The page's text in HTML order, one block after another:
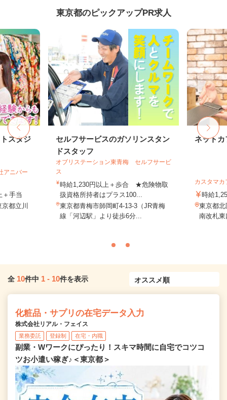
東京都のピックアップPR求人
スタジ
アニバー
＋手当
都立川
セルフサービスのガソリンスタン
ドスタッフ
オブリステーション東青梅 セルフサービ
ス
時給1,230円以上＋歩合 ★危険物取
扱資格所持者はプラス100...
東京都青梅市師岡町4-13-3（JR青梅
線「河辺駅」より徒歩6分...
ネットカ
カスタマ
時給
東京都北
南改札
全 10件中 1 - 10件を表示
化粧品・サプリの在宅データ入力
株式会社リアル・フェイス
業務委託 登録制 在宅・内職
副業・Wワークにぴったり！スキマ時間に自宅でコツコ
ツお小遣い稼ぎ♪＜東京都＞